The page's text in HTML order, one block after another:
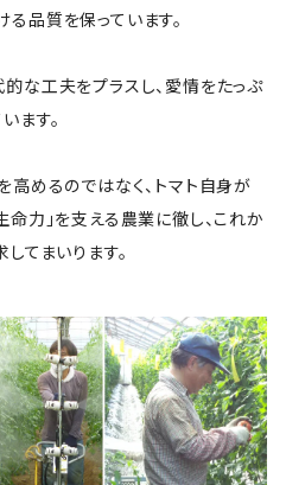
品質を保っています。
な工夫をプラスし、愛情をたっぷ
ます。
高めるのではなく、トマト自身が
命力」を支える農業に徹し、これか
てまいります。